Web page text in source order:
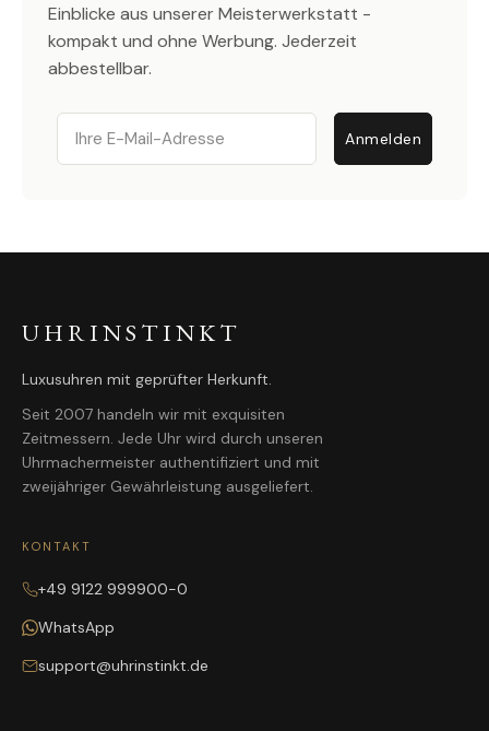
Einblicke aus unserer Meisterwerkstatt -
kompakt und ohne Werbung. Jederzeit
abbestellbar.
Email
Anmelden
UHRINSTINKT
Luxusuhren mit geprüfter Herkunft.
Seit 2007 handeln wir mit exquisiten
Zeitmessern. Jede Uhr wird durch unseren
Uhrmachermeister authentifiziert und mit
zweijähriger Gewährleistung ausgeliefert.
KONTAKT
+49 9122 999900-0
WhatsApp
support@uhrinstinkt.de